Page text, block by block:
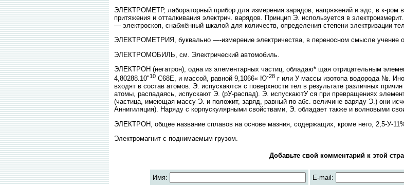
ЭЛЕКТРОМЕТР, лабораторный прибор для измерения зарядов, напряжений и эдс, в к-ром
притяжения и отталкивания электрич. варядов. Принцип Э. используется в
— электроскоп, снабжённый шкалой для количеств, определения степени электризации
ЭЛЕКТРОМЕТРИЯ, буквально —-измерение электричества, в переносном смысле учение
ЭЛЕКТРОМОБИЛЬ, см. Электрический автомобиль.
ЭЛЕКТРОН (негатрон), одна из элементарных частиц, обладаю* щая отрицательным
4,80288.10"10 С68Е, и массой, равной 9,1066« Ю-28 г или У массы изотопа водорода №.
входят в состав атомов. Э. испускаются с поверхности тел в результате различных
атомы, распадаясь, испускают Э. (рУ-распад). Э. испускаютУ ся при превращениях
(частица, имеющая массу Э. и положит, заряд, равный по абс. величине варяду Э.) они
Аннигиляция). Наряду с корпускулярными свойствами, Э. обладает также и волновыми
ЭЛЕКТРОН, общее название сплавов на основе мазния, содержащих, кроме него, 2,5-У-
Электромагнит с поднимаемым грузом.
Добавьте свой комментарий к этой
Имя: E-mail: